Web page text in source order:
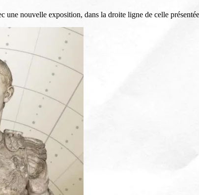
une nouvelle exposition, dans la droite ligne de celle